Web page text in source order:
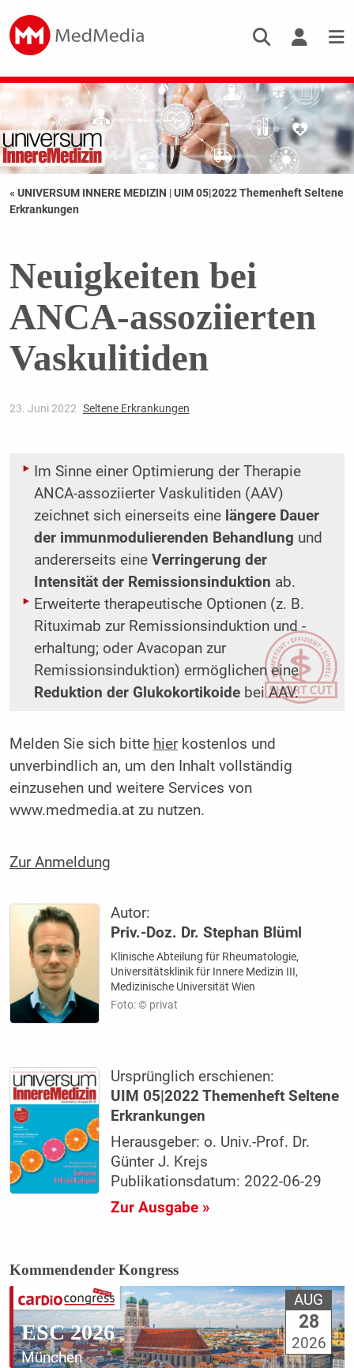
« UNIVERSUM INNERE MEDIZIN |UIM 05|2022 Themenheft Seltene
Erkrankungen
Neuigkeiten bei
ANCA-assoziierten
Vaskulitiden
23. Juni 2022 Seltene Erkrankungen
Im Sinne einer Optimierung der Therapie
ANCA-assoziierter Vaskulitiden (AAV)
zeichnet sich einerseits eine längere Dauer
der immunmodulierenden Behandlung und
andererseits eine Verringerung der
Intensität der Remissionsinduktion ab.
Erweiterte therapeutische Optionen (z. B.
Rituximab zur Remissionsinduktion und -
erhaltung; oder Avacopan zur
Remissionsinduktion) ermöglichen eine
Reduktion der Glukokortikoidebei AAV.
Melden Sie sich bitte hierkostenlos und
unverbindlich an, um den Inhalt vollständig
einzusehen und weitere Services von
www.medmedia.at zu nutzen.
Zur Anmeldung
Autor:
Priv.-Doz. Dr. Stephan Blüml
Klinische Abteilung für Rheumatologie,
Universitätsklinik für Innere Medizin III,
Medizinische Universität Wien
Foto: © privat
Ursprünglich erschienen:
UIM 05|2022 Themenheft Seltene
Erkrankungen
Herausgeber: o. Univ.-Prof. Dr.
Günter J. Krejs
Publikationsdatum: 2022-06-29
Zur Ausgabe »
Kommendender Kongress
ESC 2026
München
AUG
28
2026